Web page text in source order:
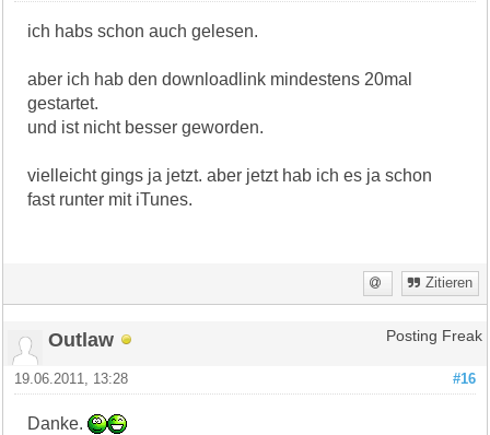
ich habs schon auch gelesen.
aber ich hab den downloadlink mindestens 20mal
gestartet.
und ist nicht besser geworden.
vielleicht gings ja jetzt. aber jetzt hab ich es ja schon
fast runter mit iTunes.
Zitieren
Outlaw Posting Freak
#16
19.06.2011, 13:28
Danke.